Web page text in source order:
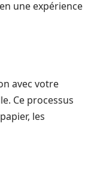
une expérience
avec votre
Ce processus
les